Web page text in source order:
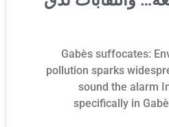
Gabès suffocates:
pollution sparks
sound the alarm
specifically in